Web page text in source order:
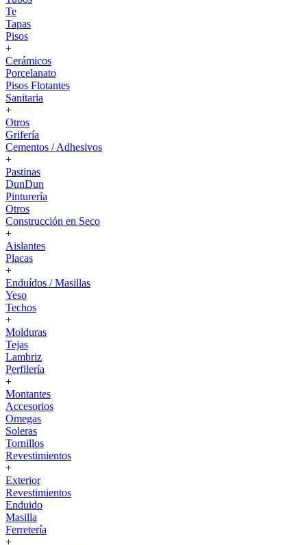
Te
Tapas
Pisos
+
Cerámicos
Porcelanato
Pisos Flotantes
Sanitaria
+
Otros
Grifería
Cementos / Adhesivos
+
Pastinas
DunDun
Pinturería
Otros
Construcción en Seco
+
Aislantes
Placas
+
Enduídos / Masillas
Yeso
Techos
+
Molduras
Tejas
Lambriz
Perfilería
+
Montantes
Accesorios
Omegas
Soleras
Tornillos
Revestimientos
+
Exterior
Revestimientos
Enduido
Masilla
Ferretería
+